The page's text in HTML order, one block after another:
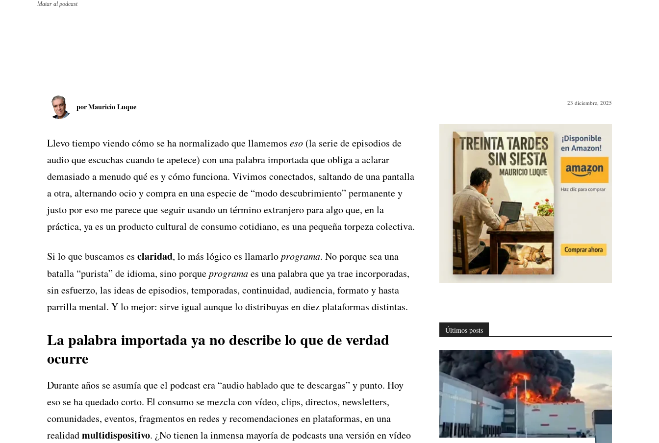
Matar al podcast
porMauricio Luque 23 diciembre, 2025
Llevo tiempo viendo cómo se ha normalizado que llamemos eso (la serie de episodios de
audio que escuchas cuando te apetece) con una palabra importada que obliga a aclarar
demasiado a menudo qué es y cómo funciona. Vivimos conectados, saltando de una pantalla
a otra, alternando ocio y compra en una especie de “modo descubrimiento” permanente y
justo por eso me parece que seguir usando un término extranjero para algo que, en la
práctica, ya es un producto cultural de consumo cotidiano, es una pequeña torpeza colectiva.
Si lo que buscamos es claridad, lo más lógico es llamarloprograma. No porque sea una
batalla “purista” de idioma, sino porqueprogramaes una palabra que ya trae incorporadas,
sin esfuerzo, las ideas de episodios, temporadas, continuidad, audiencia, formato y hasta
parrilla mental. Y lo mejor: sirve igual aunque lo distribuyas en diez plataformas distintas.
La palabra importada ya no describe lo que de verdad
ocurre
Durante años se asumía que el podcast era “audio hablado que te descargas” y punto. Hoy
eso se ha quedado corto. El consumo se mezcla con vídeo, clips, directos, newsletters,
comunidades, eventos, fragmentos en redes y recomendaciones en plataformas, en una
realidadmultidispositivo. ¿No tienen la inmensa mayoría de podcasts una versión en vídeo
Últimos posts